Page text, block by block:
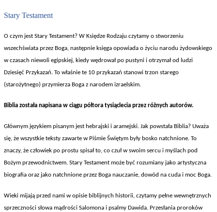
Stary Testament
O czym jest Stary Testament? W Księdze Rodzaju czytamy o stworzeniu
wszechświata przez Boga, następnie księga opowiada o życiu narodu żydowskiego
w czasach niewoli egipskiej, kiedy wędrował po pustyni i otrzymał od ludzi
Dziesięć Przykazań. To właśnie te 10 przykazań stanowi trzon starego
(starożytnego) przymierza Boga z narodem izraelskim.
Biblia została napisana w ciągu półtora tysiąclecia przez różnych autorów.
Głównym językiem pisanym jest hebrajski i aramejski. Jak powstała Biblia? Uważa
się, że wszystkie teksty zawarte w Piśmie Świętym były bosko natchnione. To
znaczy, że człowiek po prostu spisał to, co czuł w swoim sercu i myślach pod
Bożym przewodnictwem. Stary Testament może być rozumiany jako artystyczna
biografia oraz jako natchnione przez Boga nauczanie, dowód na cuda i moc Boga.
Wieki mijają przed nami w opisie biblijnych historii, czytamy pełne wewnętrznych
sprzeczności słowa mądrości Salomona i psalmy Dawida. Przesłania proroków